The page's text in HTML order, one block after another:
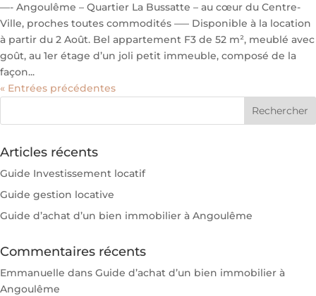
—- Angoulême – Quartier La Bussatte – au cœur du Centre-
Ville, proches toutes commodités —– Disponible à la location
à partir du 2 Août. Bel appartement F3 de 52 m², meublé avec
goût, au 1er étage d’un joli petit immeuble, composé de la
façon...
« Entrées précédentes
Articles récents
Guide Investissement locatif
Guide gestion locative
Guide d’achat d’un bien immobilier à Angoulême
Commentaires récents
Emmanuelle dans Guide d’achat d’un bien immobilier à
Angoulême